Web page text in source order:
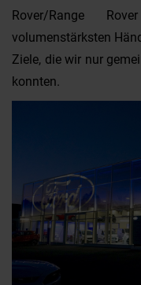
Rover/Range
volumenstärksten
Ziele, die wir nur
konnten.